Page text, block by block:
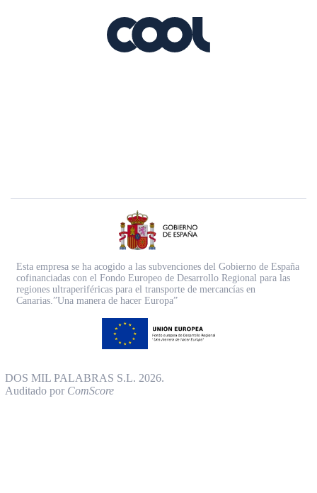
Esta empresa se ha acogido a las subvenciones del Gobierno de España
cofinanciadas con el Fondo Europeo de Desarrollo Regional para las
regiones ultraperiféricas para el transporte de mercancías en
Canarias.”Una manera de hacer Europa”
DOS MIL PALABRAS S.L. 2026.
Auditado por ComScore